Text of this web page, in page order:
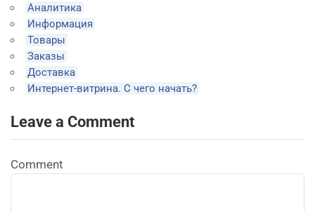
Аналитика
Информация
Товары
Заказы
Доставка
Интернет-витрина. С чего начать?
Leave a Comment
Comment